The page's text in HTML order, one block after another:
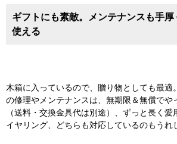
ギフトにも素敵。メンテナンスも手
使える
木箱に入っているので、贈り物としても最適
の修理やメンテナンスは、無期限＆無償でや
（送料・交換金具代は別途）、ずっと長く愛
イヤリング、どちらも対応しているのもうれ